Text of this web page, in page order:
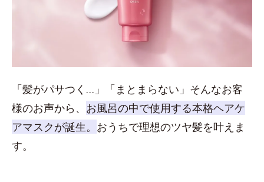
「髪がパサつく…」「まとまらない」そんなお客
様のお声から、 お風呂の中で使用する本格ヘアケ
アマスクが誕生。 おうちで理想のツヤ髪を叶えま
す。